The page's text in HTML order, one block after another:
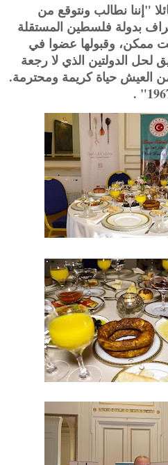
"إننا نطالب ونتوقع من
بدولة فلسطين المستقلة
ممكن، وقبولها عضوا في
لحل الدولتين الذي لا رجعة
‏العيش حياة كريمة ومحترمة.